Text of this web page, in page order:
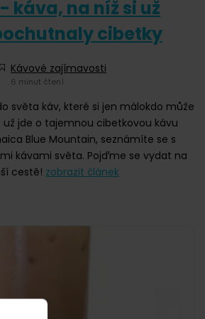
káva, na níž si už
cibetky
Kávové zajímavosti
6 minut čtení
světa káv, které si jen málokdo může
už jde o tajemnou cibetkovou kávu
Blue Mountain, seznámíte se s
kávami světa. Pojďme se vydat na
cestě! zobrazit článek